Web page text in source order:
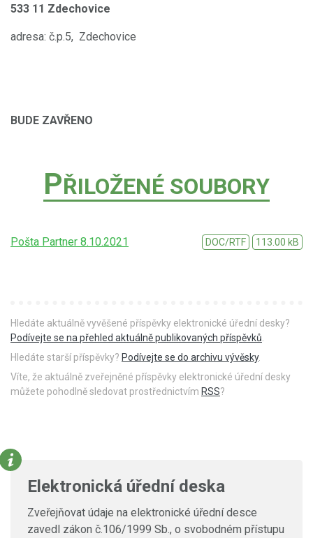
533 11 Zdechovice
adresa: č.p.5, Zdechovice
BUDE ZAVŘENO
PŘILOŽENÉ SOUBORY
Pošta Partner 8.10.2021 DOC/RTF 113.00 kB
Hledáte aktuálně vyvěšené příspěvky elektronické úřední desky?
Podívejte se na přehled aktuálně publikovaných příspěvků
Hledáte starší příspěvky? Podívejte se do archivu vývěsky.
Víte, že aktuálně zveřejněné příspěvky elektronické úřední desky
můžete pohodlně sledovat prostřednictvím RSS?
Elektronická úřední deska
Zveřejňovat údaje na elektronické úřední desce
zavedl zákon č.106/1999 Sb., o svobodném přístupu